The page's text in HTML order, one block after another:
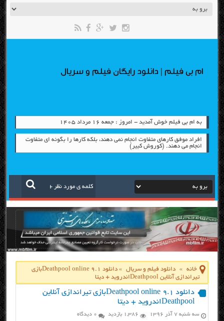
ام بی فیلم | دانلود رایگان فیلم و سریال
به ام بی فیلم خوش آمدید - امروز : جمعه ۱۶ مرداد ۱۴۰۵
افراد موفق کارهای متفاوت انجام نمی دهند، بلکه کارها را بگونه ای متفاوت
انجام می دهند. (کوروش کبیر)
خانه » دانلود فیلم و سریال »
دانلود Deathpool online 9.1بازی
تیراندازی آنلاین Deathpoolاندروید + دیتا
دانلود Deathpool online 9.1بازی تیراندازی آنلاین
Deathpoolاندروید + دیتا
سه شنبه ۷ آذر ۱۳۹۶ 1,386 بازدید 0 دیدگاه